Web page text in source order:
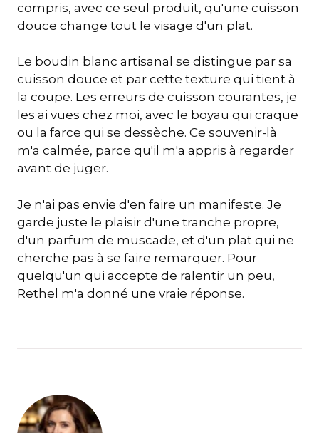
compris, avec ce seul produit, qu'une cuisson
douce change tout le visage d'un plat.
Le boudin blanc artisanal se distingue par sa
cuisson douce et par cette texture qui tient à
la coupe. Les erreurs de cuisson courantes, je
les ai vues chez moi, avec le boyau qui craque
ou la farce qui se dessèche. Ce souvenir-là
m'a calmée, parce qu'il m'a appris à regarder
avant de juger.
Je n'ai pas envie d'en faire un manifeste. Je
garde juste le plaisir d'une tranche propre,
d'un parfum de muscade, et d'un plat qui ne
cherche pas à se faire remarquer. Pour
quelqu'un qui accepte de ralentir un peu,
Rethel m'a donné une vraie réponse.